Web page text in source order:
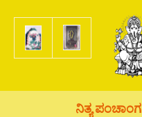
content
ನಿತ್ಯ ಪಂಚಾಂಗ